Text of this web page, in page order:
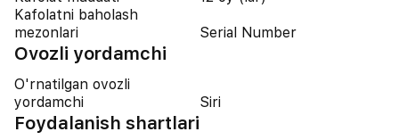
Kafolatni baholash
mezonlari
Serial Number
Ovozli yordamchi
O'rnatilgan ovozli
yordamchi
Siri
Foydalanish shartlari